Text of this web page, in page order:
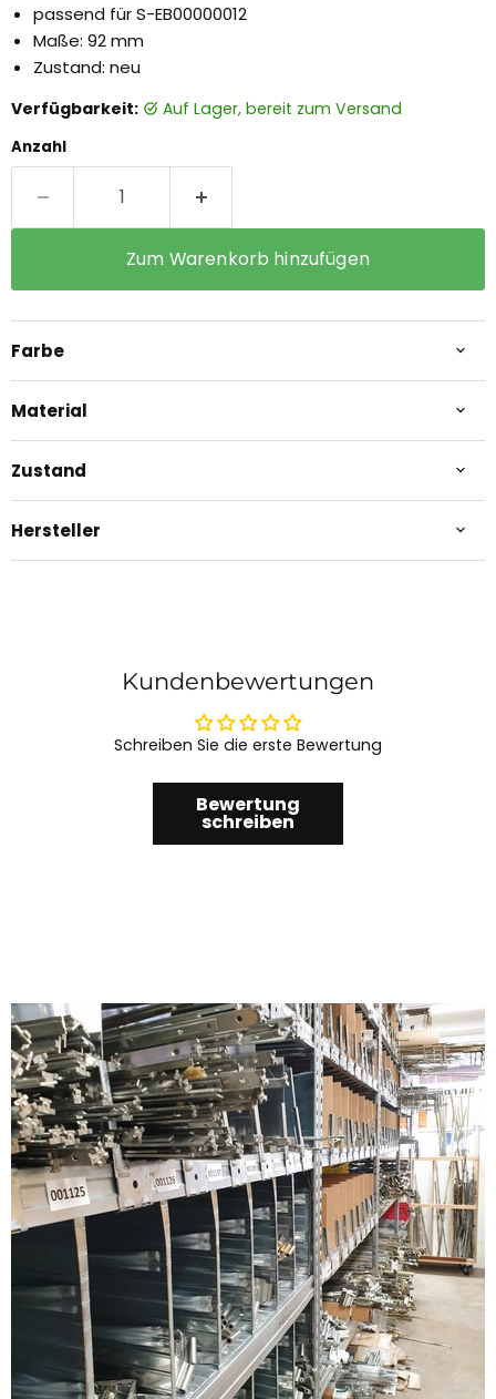
passend für S-EB00000012
Maße: 92 mm
Zustand: neu
Verfügbarkeit: auf Lager, bereit zum Versand
Anzahl
Zum Warenkorb hinzufügen
Farbe
Material
Zustand
Hersteller
Kundenbewertungen
Schreiben Sie die erste Bewertung
Bewertung
schreiben